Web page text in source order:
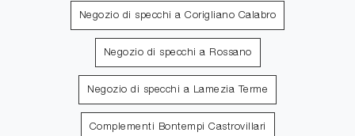
Negozio di specchi a Corigliano Calabro
Negozio di specchi a Rossano
Negozio di specchi a Lamezia Terme
Complementi Bontempi Castrovillari